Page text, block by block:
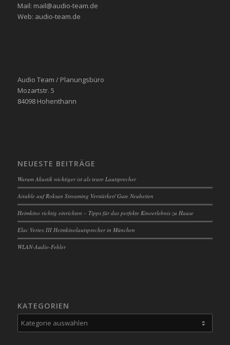
Mail: mail@audio-team.de
Web: audio-team.de
Audio Team / Planungsbüro
Mozartstr. 5
84098 Hohenthann
NEUESTE BEITRÄGE
Warum Akustik wichtiger ist als teure Lautsprecher
Airable auf Roksan Streaming Verstärker/ Gute Neuheiten
Heimkino richtig einrichten – Tipps für das perfekte Kinoerlebnis zu Hause
Elac Vertex III Heimkinolautsprecher in München
WLAN-Audio-Fehler
KATEGORIEN